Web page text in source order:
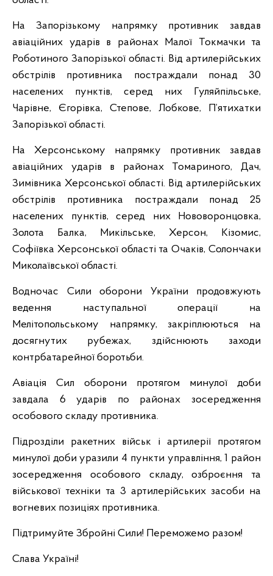
На Запорізькому напрямку противник завдав
авіаційних ударів в районах Малої Токмачки та
Роботиного Запорізької області. Від артилерійських
обстрілів противника постраждали понад 30
населених пунктів, серед них Гуляйпільське,
Чарівне, Єгорівка, Степове, Лобкове, П’ятихатки
Запорізької області.
На Херсонському напрямку противник завдав
авіаційних ударів в районах Томариного, Дач,
Зимівника Херсонської області. Від артилерійських
обстрілів противника постраждали понад 25
населених пунктів, серед них Нововоронцовка,
Золота Балка, Микільське, Херсон, Кізомис,
Софіївка Херсонської області та Очаків, Солончаки
Миколаївської області.
Водночас Сили оборони України продовжують
ведення наступальної операції на
Мелітопольському напрямку, закріплюються на
досягнутих рубежах, здійснюють заходи
контрбатарейної боротьби.
Авіація Сил оборони протягом минулої доби
завдала 6 ударів по районах зосередження
особового складу противника.
Підрозділи ракетних військ і артилерії протягом
минулої доби уразили 4 пункти управління, 1 район
зосередження особового складу, озброєння та
військової техніки та 3 артилерійських засоби на
вогневих позиціях противника.
Підтримуйте Збройні Сили! Переможемо разом!
Слава Україні!